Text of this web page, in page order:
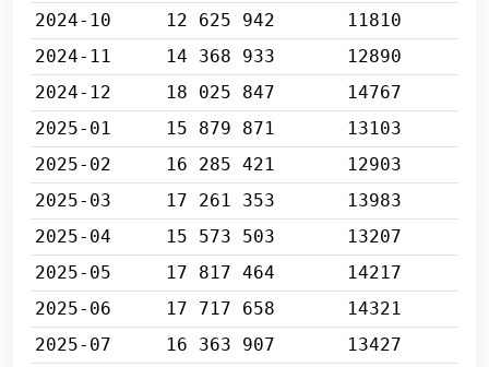
2024-10
12 625 942
11810
2024-11
14 368 933
12890
2024-12
18 025 847
14767
2025-01
15 879 871
13103
2025-02
16 285 421
12903
2025-03
17 261 353
13983
2025-04
15 573 503
13207
2025-05
17 817 464
14217
2025-06
17 717 658
14321
2025-07
16 363 907
13427